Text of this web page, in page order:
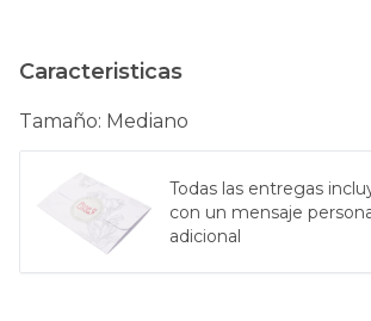
Caracteristicas
Tamaño: Mediano
Todas las entregas
con un mensaje
adicional